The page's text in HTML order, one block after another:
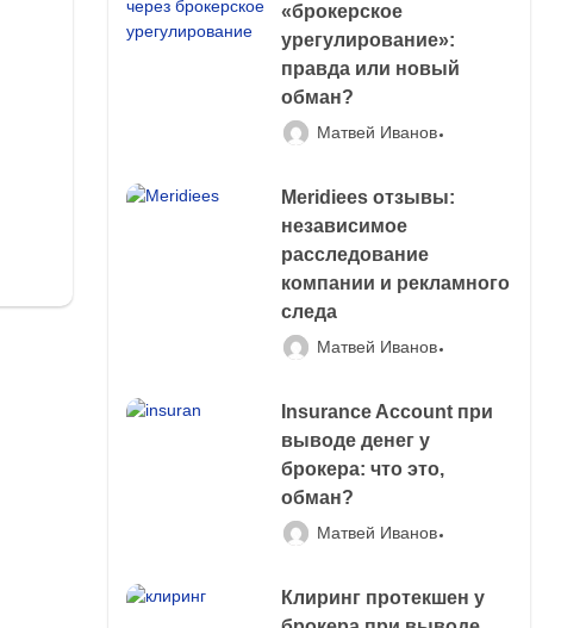
«брокерское
урегулирование»:
правда или новый
обман?
Матвей Иванов
Meridiees отзывы:
независимое
расследование
компании и рекламного
следа
Матвей Иванов
Insurance Account при
выводе денег у
брокера: что это,
обман?
Матвей Иванов
Клиринг протекшен у